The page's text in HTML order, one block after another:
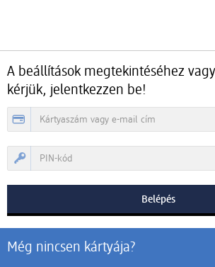
A beállítások megtekintéséhez
kérjük, jelentkezzen be!
Még nincsen kártyája?